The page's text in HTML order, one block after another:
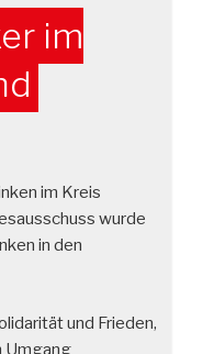
am
im
im Kreis
wurde
in den
und Frieden,
Umgang